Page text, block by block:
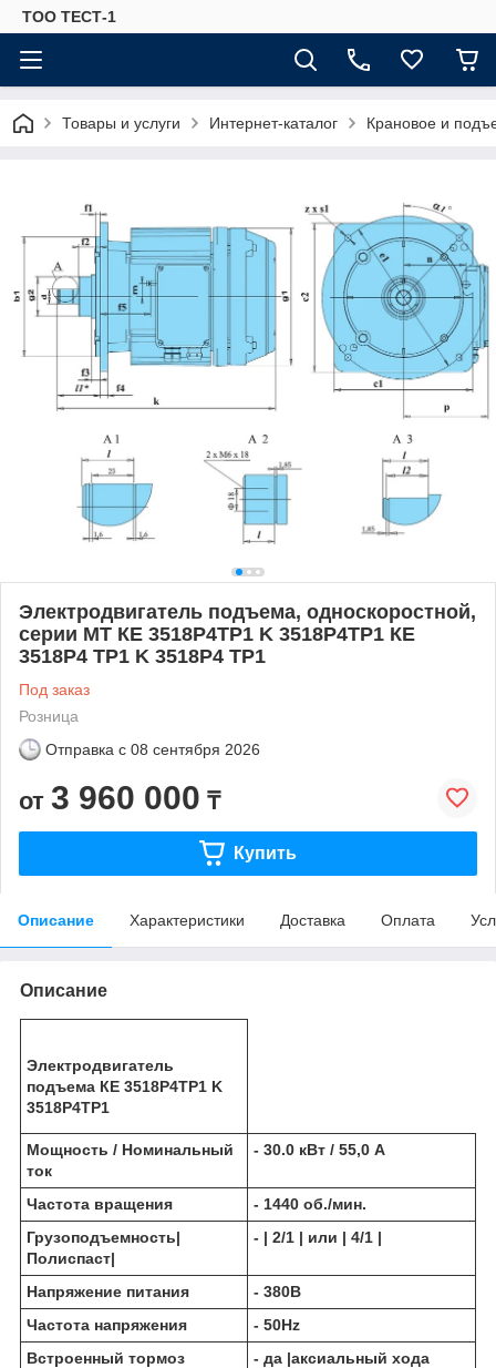
ТОО ТЕСТ-1
Товары и услуги Интернет-каталог Крановое и
Электродвигатель подъема, односкоростной,
серии MT КЕ 3518Р4ТР1 K 3518P4TP1 КE
3518Р4 ТР1 K 3518P4 TP1
Под заказ
Розница
Отправка с 08 сентября 2026
от 3 960 000 ₸
Купить
Описание Характеристики Доставка Оплата
Описание
Электродвигатель
подъема КЕ 3518Р4ТР1 K
3518P4TP1
Мощность / Номинальный
ток
- 30.0 кВт / 55,0 А
Частота вращения
- 1440 об./мин.
Грузоподъемность|
Полиспаст|
- | 2/1 | или | 4/1 |
Напряжение питания
- 380В
Частота напряжения
- 50Hz
Встроенный тормоз
- да |аксиальный хода